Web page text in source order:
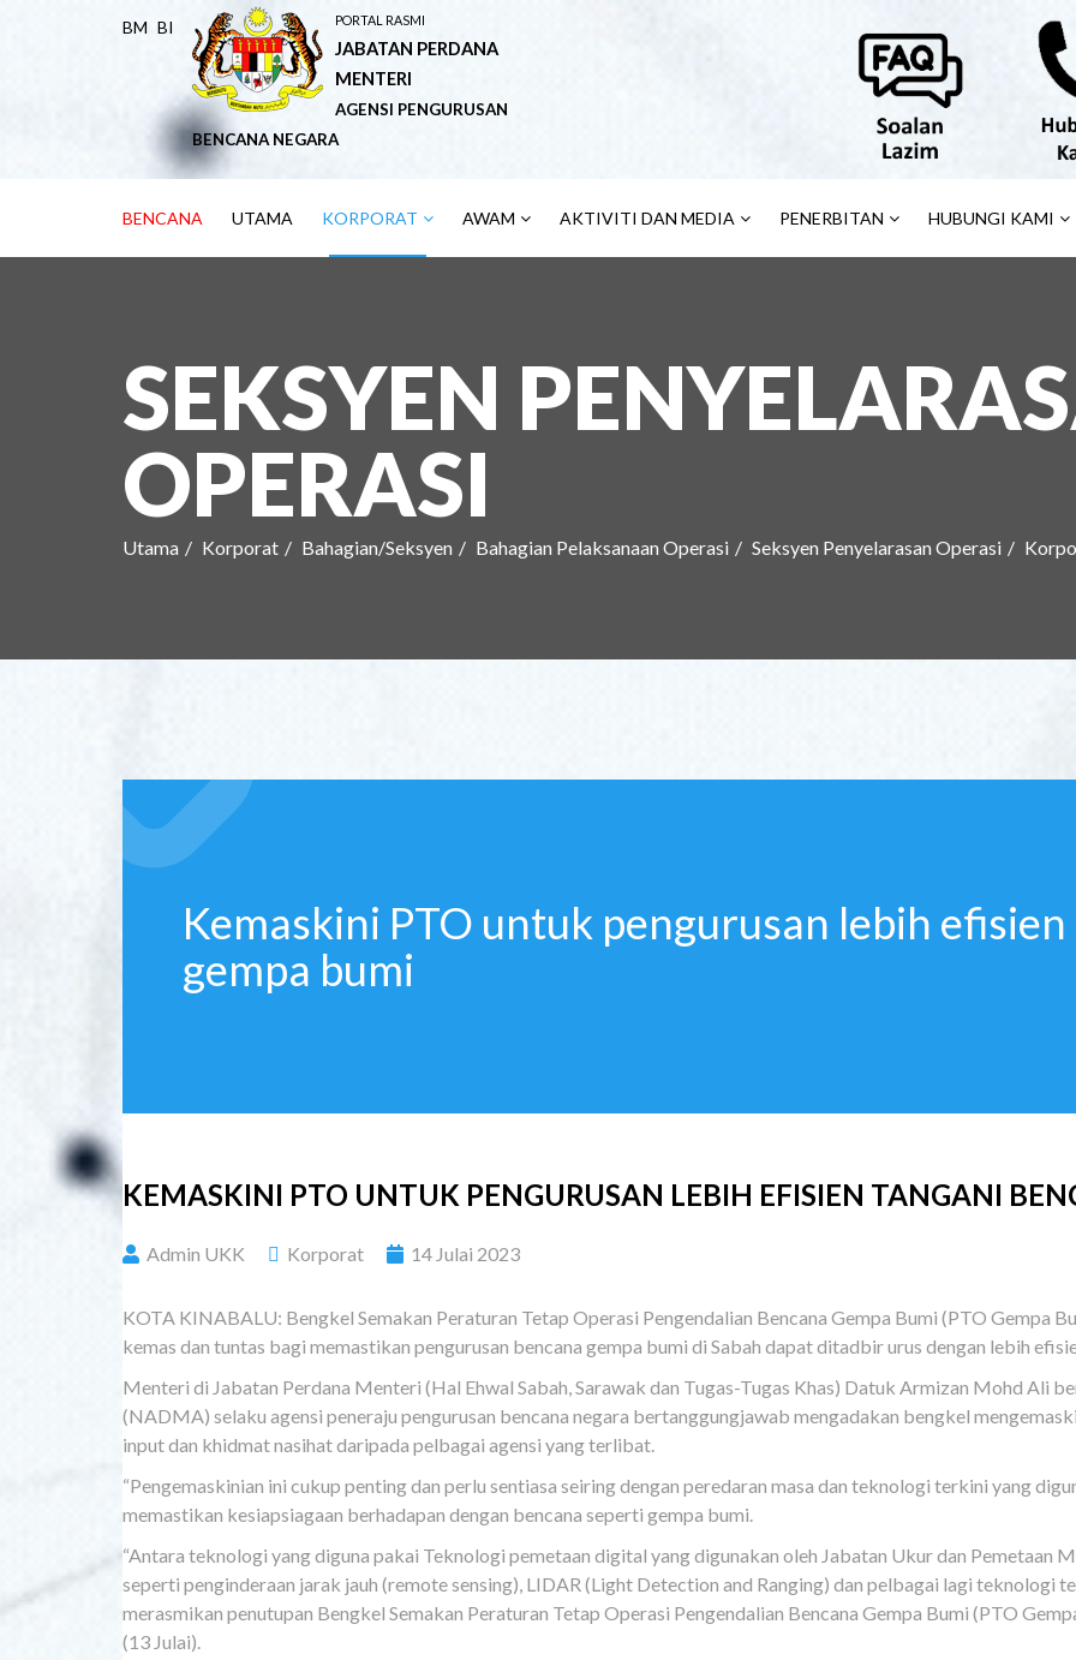
BM BI PORTAL RASMI
JABATAN PERDANA
MENTERI
AGENSI PENGURUSAN
BENCANA NEGARA
BENCANA UTAMA KORPORAT AWAM AKTIVITI DAN MEDIA PENERBITAN HUBUNGI KAMI
SEKSYEN
OPERASI
Utama Korporat Bahagian/Seksyen Bahagian Pelaksanaan Operasi Seksyen Penyelarasan Operasi
Kemaskini PTO untuk pengurusan lebih
gempa bumi
KEMASKINI PTO UNTUK PENGURUSAN LEBIH EFISIEN TANGANI
Admin UKK Korporat 14 Julai 2023
KOTA KINABALU: Bengkel Semakan Peraturan Tetap Operasi Pengendalian Bencana Gempa Bumi (PTO Gempa
kemas dan tuntas bagi memastikan pengurusan bencana gempa bumi di Sabah dapat ditadbir urus dengan lebih
Menteri di Jabatan Perdana Menteri (Hal Ehwal Sabah, Sarawak dan Tugas-Tugas Khas) Datuk Armizan Mohd Ali
(NADMA) selaku agensi peneraju pengurusan bencana negara bertanggungjawab mengadakan bengkel
input dan khidmat nasihat daripada pelbagai agensi yang terlibat.
“Pengemaskinian ini cukup penting dan perlu sentiasa seiring dengan peredaran masa dan teknologi terkini yang
memastikan kesiapsiagaan berhadapan dengan bencana seperti gempa bumi.
“Antara teknologi yang diguna pakai Teknologi pemetaan digital yang digunakan oleh Jabatan Ukur dan Pemetaan
seperti penginderaan jarak jauh (remote sensing), LIDAR (Light Detection and Ranging) dan pelbagai lagi teknologi
merasmikan penutupan Bengkel Semakan Peraturan Tetap Operasi Pengendalian Bencana Gempa Bumi (PTO
(13 Julai).